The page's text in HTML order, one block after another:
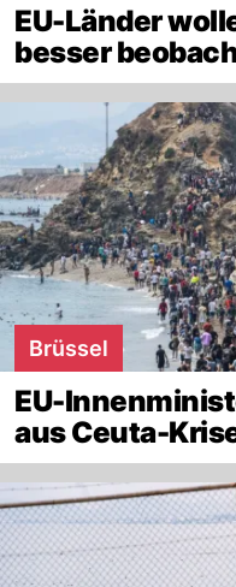
EU-Länder
besser
Brüssel
EU-
aus Ceuta-